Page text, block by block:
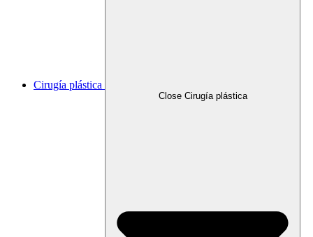
Cirugía plástica
Close Cirugía plástica